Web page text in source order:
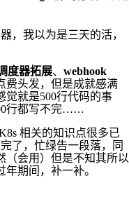
，我以为是三天的活，
度器拓展、 webhook
费头发，但是成就感满
觉就是500行代码的事
行都写不完……
相关的知识点很多已
了，忙绿告一段落，同
（会用）但是不知其所以
期间，补一补。